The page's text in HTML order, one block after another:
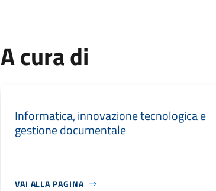
A cura di
Informatica, innovazione tecnologica e
gestione documentale
VAI ALLA PAGINA